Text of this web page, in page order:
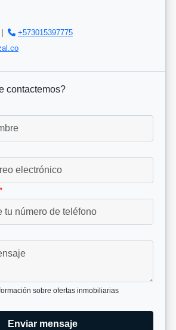
+573015397775
contactemos?
*
sobre ofertas inmobiliarias
Enviar mensaje